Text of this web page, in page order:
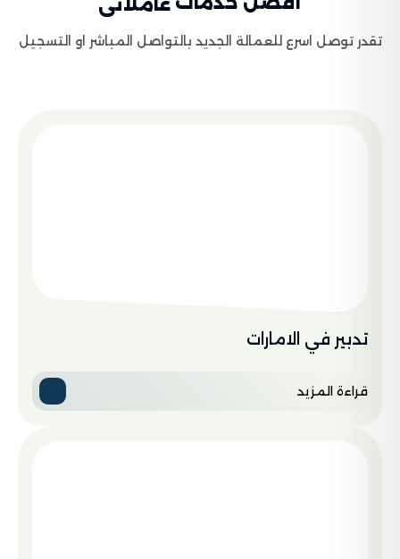
تقدر توصل اسرع للعمالة الجديد بالتواصل المباشر او التسجيل
تدبير في الامارات
قراءة المزيد